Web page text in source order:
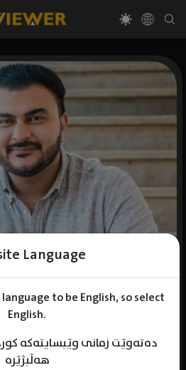
Language
to be English, so select
English.
دەتەوێت زمانی وێبسایتەکە
هەڵبژێرە